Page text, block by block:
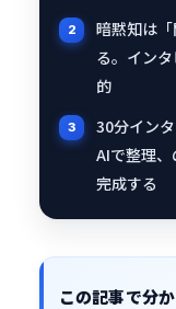
暗黙知は
る。イン
的
30分イン
AIで整理
完成する
この記事で分